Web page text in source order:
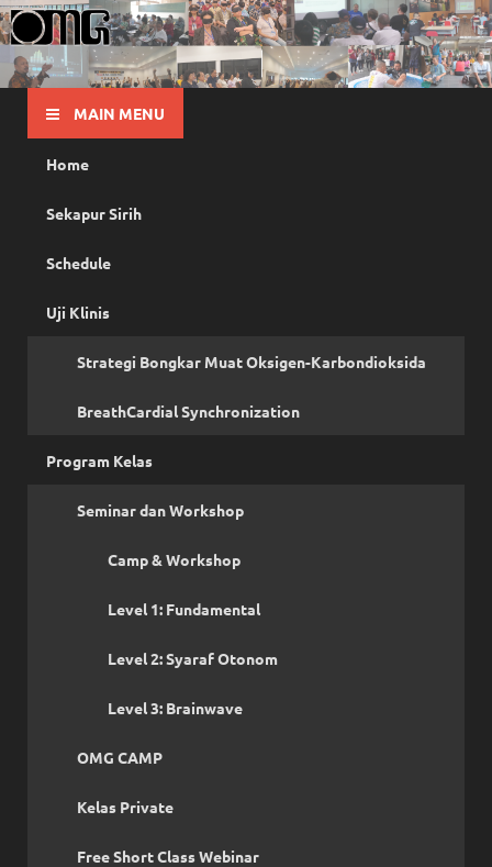
OMG
Pusat Pelatihan Olah Napas Modern
MAIN MENU
Home
Sekapur Sirih
Schedule
Uji Klinis
Strategi Bongkar Muat Oksigen-Karbondioksida
BreathCardial Synchronization
Program Kelas
Seminar dan Workshop
Camp & Workshop
Level 1: Fundamental
Level 2: Syaraf Otonom
Level 3: Brainwave
OMG CAMP
Kelas Private
Free Short Class Webinar